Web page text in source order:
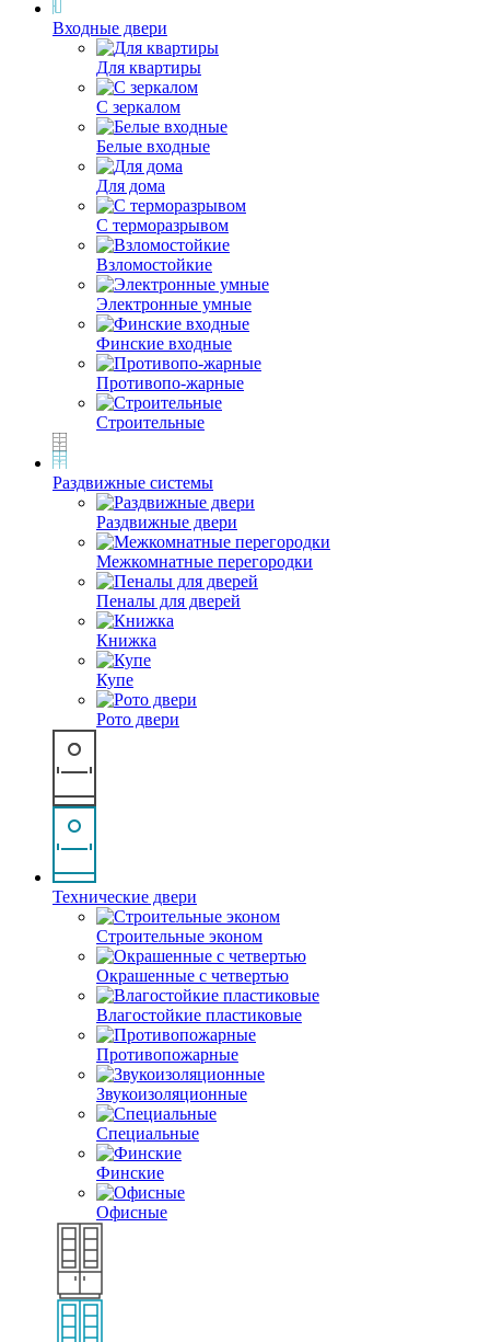
Входные двери
Для квартиры
С зеркалом
Белые входные
Для дома
С терморазрывом
Взломостойкие
Электронные умные
Финские входные
Противопо-жарные
Строительные
Раздвижные системы
Раздвижные двери
Межкомнатные перегородки
Пеналы для дверей
Книжка
Купе
Рото двери
Технические двери
Строительные эконом
Окрашенные с четвертью
Влагостойкие пластиковые
Противопожарные
Звукоизоляционные
Специальные
Финские
Офисные